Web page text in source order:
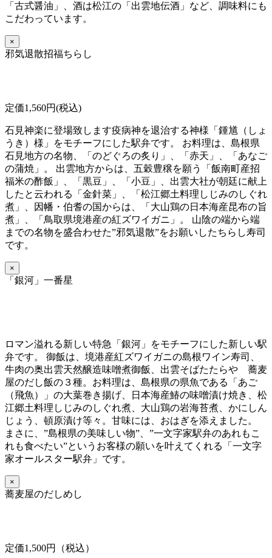
「古式醤油」、酒は松江の「出雲地伝酒」など、調味料にも
こだわっています。
×
邪気退散招福ちらし
定価1,560円(税込)
石見神楽に登場致します疫病神を退治する神様「鍾馗（しょ
うき）様」をモチーフにした駅弁です。 お料理は、島根県
石見地方の名物、「のどぐろの炙り」、「赤天」、「あなご
の蒲焼」。 出雲地方からは、五穀豊穣を願う「飯南町産招
福米の酢飯」、「黒豆」、「小豆」、出雲大社が朝廷に献上
したと云われる「金針菜」、「松江郷土料理しじみのしぐれ
煮」、因幡・伯耆の国からは、「大山鶏の日本海産昆布の旨
煮」、「鳥取県境港産の紅ズワイガニ」。 山陰の端から端
までの名物を盛合わせた”邪気退散”をお願いしたちらし寿司
です。
×
「銀河」一番星
ロマン溢れる新しい特急「銀河」をモチーフにした新しい駅
弁です。 御飯は、境港産紅ズワイガニの島根ワイン寿司、
牛肉の奥出雲天然醸造味噌煮御飯、出雲そばたたらや 蕎麦
屋のだし飯の３種。お料理は、島根県の県魚である「あご
（飛魚）」の大葉巻き揚げ、日本海産鰆の味噌漬け焼き、松
江郷土料理しじみのしぐれ煮、大山鶏の岩海苔煮、かにしん
じょう、頓原漬け等々。甘味には、おはぎを添えました。
まさに、”島根県の美味しい物”、”一文字家駅弁のあれもこ
れも食べたい”というお客様の願いを叶えてくれる「一文字
家オールスター駅弁」です。
×
蕎麦屋のだしめし
定価1,500円（税込）